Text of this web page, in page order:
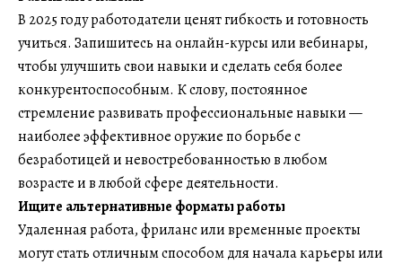
В 2025 году работодатели ценят гибкость и готовность
учиться. Запишитесь на онлайн-курсы или вебинары,
чтобы улучшить свои навыки и сделать себя более
конкурентоспособным. К слову, постоянное
стремление развивать профессиональные навыки —
наиболее эффективное оружие по борьбе с
безработицей и невостребованностью в любом
возрасте и в любой сфере деятельности.
Ищите альтернативные форматы работы
Удаленная работа, фриланс или временные проекты
могут стать отличным способом для начала карьеры или